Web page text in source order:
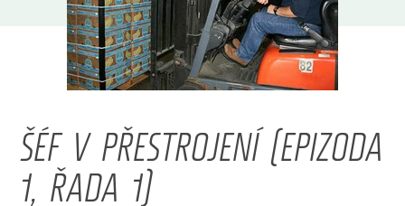
ŠÉF V PŘESTROJENÍ (EPIZODA
1, ŘADA 1)